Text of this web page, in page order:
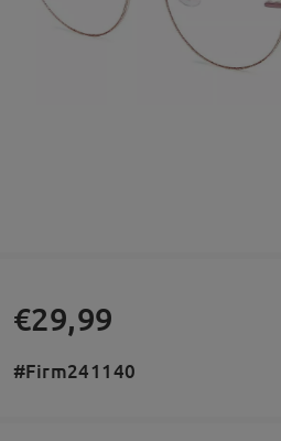
€29,99
#Firm241140